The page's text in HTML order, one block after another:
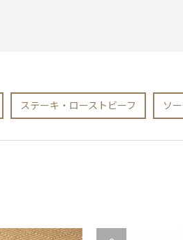
ステーキ・ローストビーフ ソ